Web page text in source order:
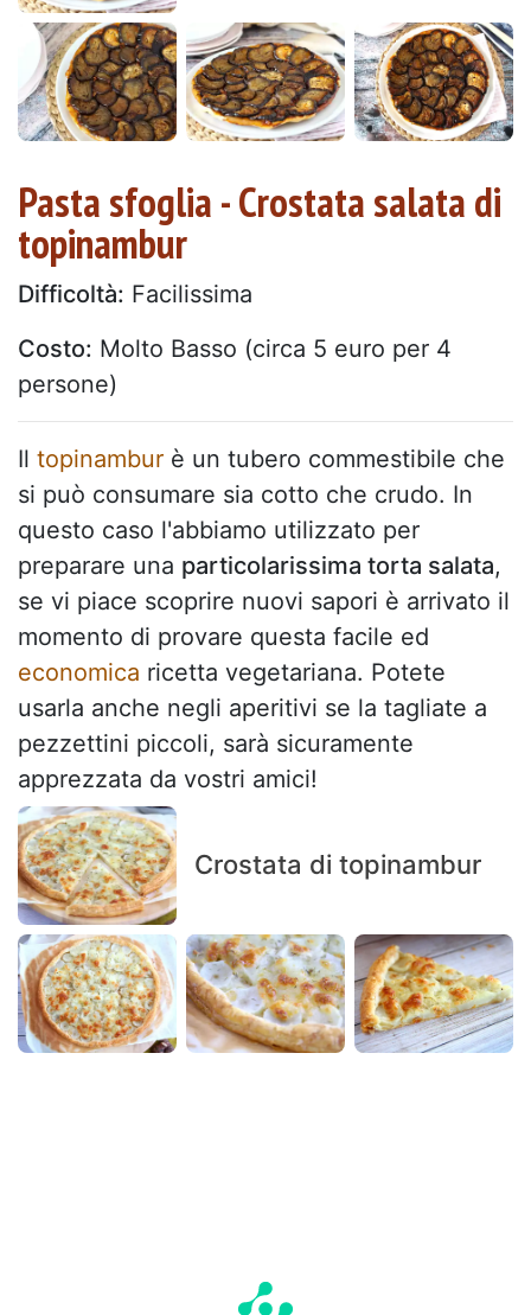
Pasta sfoglia - Crostata salata di
topinambur
Difficoltà: Facilissima
Costo: Molto Basso (circa 5 euro per 4
persone)
Il topinambur è un tubero commestibile che
si può consumare sia cotto che crudo. In
questo caso l'abbiamo utilizzato per
preparare una particolarissima torta salata,
se vi piace scoprire nuovi sapori è arrivato il
momento di provare questa facile ed
economica ricetta vegetariana. Potete
usarla anche negli aperitivi se la tagliate a
pezzettini piccoli, sarà sicuramente
apprezzata da vostri amici!
Crostata di topinambur